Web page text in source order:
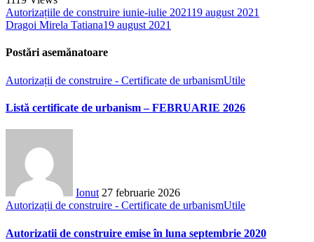
Autorizațiile de construire iunie-iulie 202119 august 2021
Dragoi Mirela Tatiana19 august 2021
Postări asemănatoare
Autorizații de construire - Certificate de urbanismUtile
Listă certificate de urbanism – FEBRUARIE 2026
Ionut 27 februarie 2026
Autorizații de construire - Certificate de urbanismUtile
Autorizatii de construire emise în luna septembrie 2020